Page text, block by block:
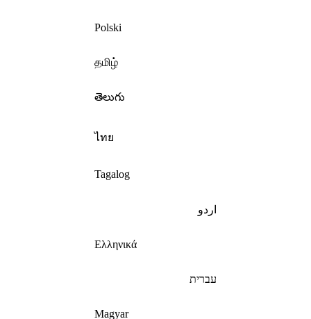
Polski
தமிழ்
తెలుగు
ไทย
Tagalog
اردو
Ελληνικά
עברית
Magyar